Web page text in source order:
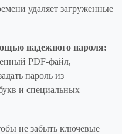
удаляет загруженные
надежного пароля:
PDF-файл,
пароль из
и специальных
не забыть ключевые